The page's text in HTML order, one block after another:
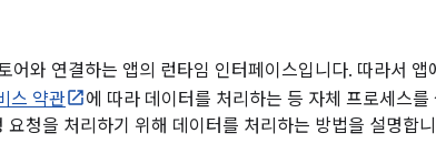
와 연결하는 앱의 런타임 인터페이스입니다. 따라서
스 약관
에 따라 데이터를 처리하는 등 자체 프로세스를
청을 처리하기 위해 데이터를 처리하는 방법을 설명합